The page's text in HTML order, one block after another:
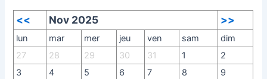
<< Nov 2025 >>
lun mar mer jeu ven sam
dim
27
28 29 30 31 1
2
3
4 5 6 7 8
9